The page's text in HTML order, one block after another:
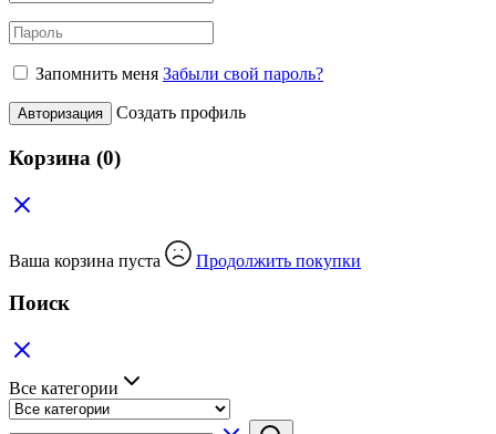
Запомнить меня Забыли свой пароль?
Авторизация Создать профиль
Корзина (0)
Ваша корзина пуста Продолжить покупки
Поиск
Все категории